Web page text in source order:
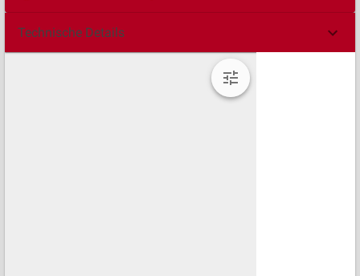
Technische Details